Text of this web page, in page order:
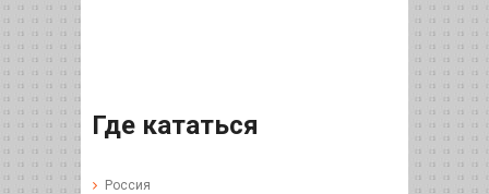
Где кататься
Россия